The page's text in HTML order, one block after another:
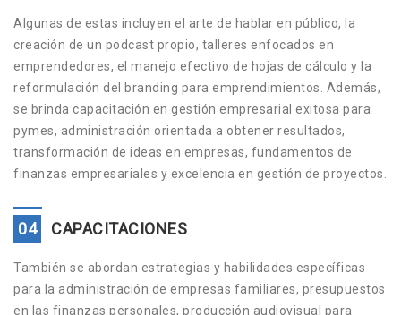
Algunas de estas incluyen el arte de hablar en público, la
creación de un podcast propio, talleres enfocados en
emprendedores, el manejo efectivo de hojas de cálculo y la
reformulación del branding para emprendimientos. Además,
se brinda capacitación en gestión empresarial exitosa para
pymes, administración orientada a obtener resultados,
transformación de ideas en empresas, fundamentos de
finanzas empresariales y excelencia en gestión de proyectos.
04 CAPACITACIONES
También se abordan estrategias y habilidades específicas
para la administración de empresas familiares, presupuestos
en las finanzas personales, producción audiovisual para